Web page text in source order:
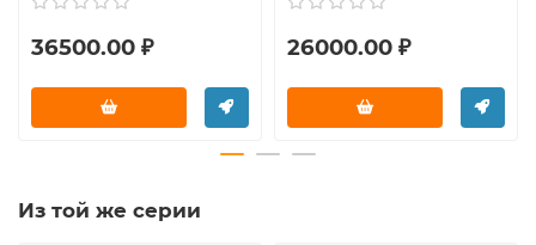
36500.00 ₽ 26000.00 ₽
Из той же серии